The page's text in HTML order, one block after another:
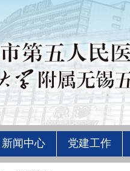
新闻中心 党建工作